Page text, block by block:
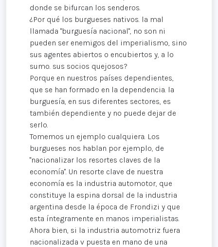
donde se bifurcan los senderos.
¿Por qué los burgueses nativos. la mal
llamada "burguesía nacional", no son ni
pueden ser enemigos del imperialismo, sino
sus agentes abiertos o encubiertos y, a lo
sumo. sus socios quejosos?
Porque en nuestros países dependientes,
que se han formado en la dependencia. la
burguesía, en sus diferentes sectores, es
también dependiente y no puede dejar de
serlo.
Tomemos un ejemplo cualquiera. Los
burgueses nos hablan por ejemplo, de
"nacionalizar los resortes claves de la
economía". Un resorte clave de nuestra
economía es la industria automotor, que
constituye la espina dorsal de la industria
argentina desde la época de Frondizi y que
esta íntegramente en manos imperialistas.
Ahora bien, si la industria automotriz fuera
nacionalizada v puesta en mano de una